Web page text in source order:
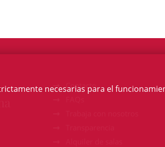
Contacto
necesarias para el